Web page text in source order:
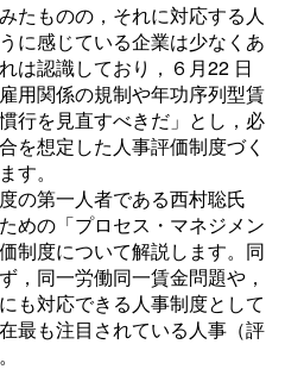
たものの，それに対応する人
に感じている企業は少なくあ
は認識しており，６月22 日
用関係の規制や年功序列型賃
行を見直すべきだ」とし，必
を想定した人事評価制度づく
す。
の第一人者である西村聡氏
めの「プロセス・マネジメン
制度について解説します。同
，同一労働同一賃金問題や，
も対応できる人事制度として
最も注目されている人事（評